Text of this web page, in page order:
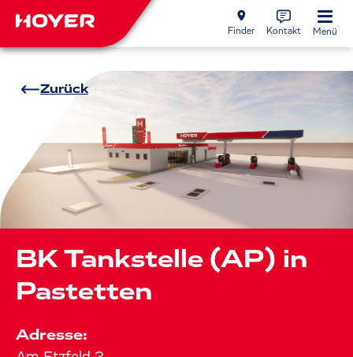
Finder Kontakt Menü
Zurück
BK Tankstelle (AP) in
Pastetten
Adresse: